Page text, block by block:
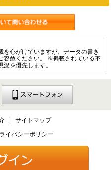
心がけていますが、データの書き
容赦ください。 ※掲載されている不
を優先します。
サイトマップ
イバシーポリシー